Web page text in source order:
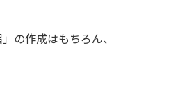
の作成はもちろん、